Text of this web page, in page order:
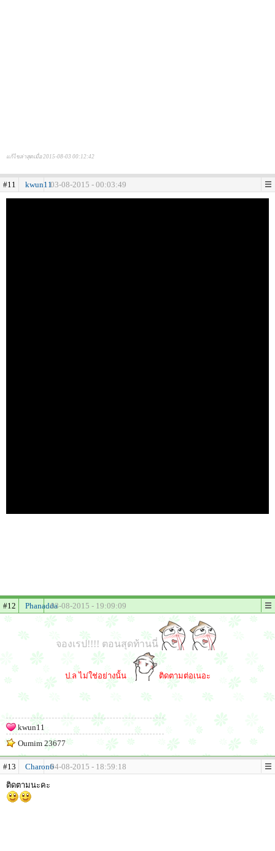
แก้ไขล่าสุดเมื่อ 2015-08-03 00:12:42
#11 kwun1103-08-2015 - 00:03:49
#12 Phanadda03-08-2015 - 19:09:09
จองเรป!!!! ตอนสุดท้านนี่
ป.ล ไม่ใช่อย่างนั้น ติดตามต่อเนอะ
kwun11
Oumim 23677
#13 Charon604-08-2015 - 18:59:18
ติดตามนะคะ